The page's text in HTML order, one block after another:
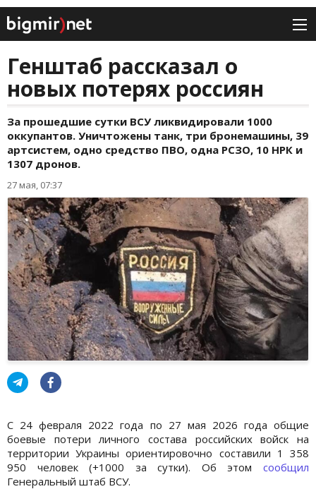
Генштаб рассказал о
новых потерях россиян
За прошедшие сутки ВСУ ликвидировали 1000
оккупантов. Уничтожены танк, три бронемашины, 39
артсистем, одно средство ПВО, одна РСЗО, 10 НРК и
1307 дронов.
27 мая, 07:37
С 24 февраля 2022 года по 27 мая 2026 года общие
боевые потери личного состава российских войск на
территории Украины ориентировочно составили 1 358
950 человек (+1000 за сутки). Об этом сообщил
Генеральный штаб ВСУ.